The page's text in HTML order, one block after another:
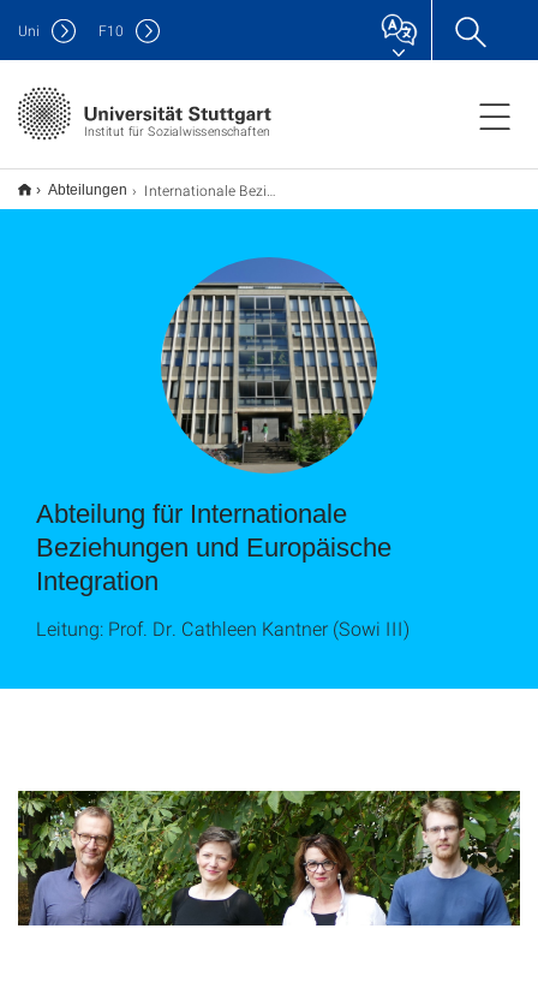
Institut für Sozialwissenschaften
Uni F10
Abteilungen Internationale Beziehungen und Europäische Integration
Abteilung für Internationale
Beziehungen und Europäische
Integration
Leitung: Prof. Dr. Cathleen Kantner (Sowi III)